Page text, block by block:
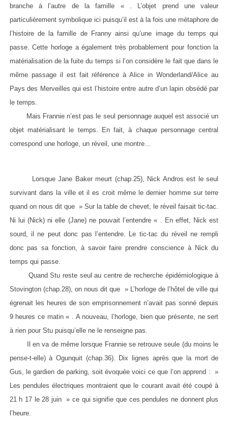
branche à l’autre de la famille « . L’objet prend une valeur
particulièrement symbolique ici puisqu’il est à la fois une métaphore de
l’histoire de la famille de Franny ainsi qu’une image du temps qui
passe. Cette horloge a également très probablement pour fonction la
matérialisation de la fuite du temps si l’on considère le fait que dans le
même passage il est fait référence à Alice in Wonderland/Alice au
Pays des Merveilles qui est l’histoire entre autre d’un lapin obsédé par
le temps.
Mais Frannie n’est pas le seul personnage auquel est associé un
objet matérialisant le temps. En fait, à chaque personnage central
correspond une horloge, un réveil, une montre…
Lorsque Jane Baker meurt (chap.25), Nick Andros est le seul
survivant dans la ville et il es croit même le dernier homme sur terre
quand on nous dit que » Sur la table de chevet, le réveil faisait tic-tac.
Ni lui (Nick) ni elle (Jane) ne pouvait l’entendre « . En effet, Nick est
sourd, il ne peut donc pas l’entendre. Le tic-tac du réveil ne rempli
donc pas sa fonction, à savoir faire prendre conscience à Nick du
temps qui passe.
Quand Stu reste seul au centre de recherche épidémiologique à
Stovington (chap.28), on nous dit que » L’horloge de l’hôtel de ville qui
égrenait les heures de son emprisonnement n’avait pas sonné depuis
9 heures ce matin « . A nouveau, l’horloge, bien que présente, ne sert
à rien pour Stu puisqu’elle ne le renseigne pas.
Il en va de même lorsque Frannie se retrouve seule (du moins le
pense-t-elle) à Ogunquit (chap.36). Dix lignes après que la mort de
Gus, le gardien de parking, soit évoquée voici ce que l’on apprend : »
Les pendules électriques montraient que le courant avait été coupé à
21 h 17 le 28 juin » ce qui signifie que ces pendules ne donnent plus
l’heure.